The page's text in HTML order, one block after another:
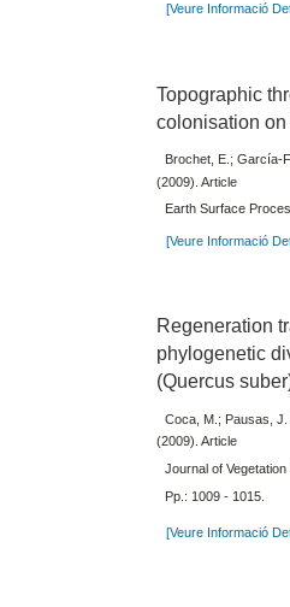
[Veure Informació
Topographic
colonisation
Brochet, E.; García-
(2009). Article
Earth Surface
[Veure Informació
Regeneration
phylogenetic
(Quercus
Coca, M.; Pausas, J.
(2009). Article
Journal of
Pp.: 1009 - 1015.
[Veure Informació